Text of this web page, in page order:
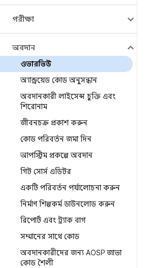
পরীক্ষা
অবদান
ওভারভিউ
অ্যান্ড্রয়েড কোড অনুসন্ধান
অবদানকারী লাইসেন্স চুক্তি এবং
শিরোনাম
জীবনচক্র প্রকাশ করুন
কোড পরিবর্তন জমা দিন
আপস্ট্রিম প্রকল্পে অবদান
গিট সোর্স এডিটর
একটি পরিবর্তন পর্যালোচনা করুন
নির্মাণ শিল্পকর্ম ডাউনলোড করুন
রিপোর্ট এবং ট্র্যাক বাগ
সম্মানের সাথে কোড
অবদানকারীদের জন্য AOSP জাভা
কোড শৈলী